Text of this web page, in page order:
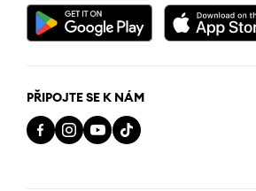
PŘIPOJTE SE K NÁM